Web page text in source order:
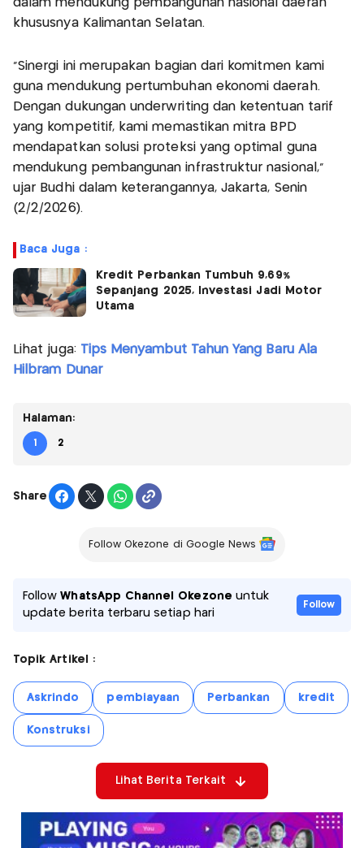
dalam mendukung pembangunan nasional daerah
khususnya Kalimantan Selatan.
“Sinergi ini merupakan bagian dari komitmen kami
guna mendukung pertumbuhan ekonomi daerah.
Dengan dukungan underwriting dan ketentuan tarif
yang kompetitif, kami memastikan mitra BPD
mendapatkan solusi proteksi yang optimal guna
mendukung pembangunan infrastruktur nasional,”
ujar Budhi dalam keterangannya, Jakarta, Senin
(2/2/2026).
Baca Juga :
Kredit Perbankan Tumbuh 9,69%
Sepanjang 2025, Investasi Jadi Motor
Utama
Lihat juga: Tips Menyambut Tahun Yang Baru Ala
Hilbram Dunar
Halaman:
1 2
Share
Follow Okezone di Google News
FollowWhatsApp Channel Okezone untuk
update berita terbaru setiap hari
Follow
Topik Artikel :
Askrindo pembiayaan Perbankan kredit
Konstruksi
Lihat Berita Terkait